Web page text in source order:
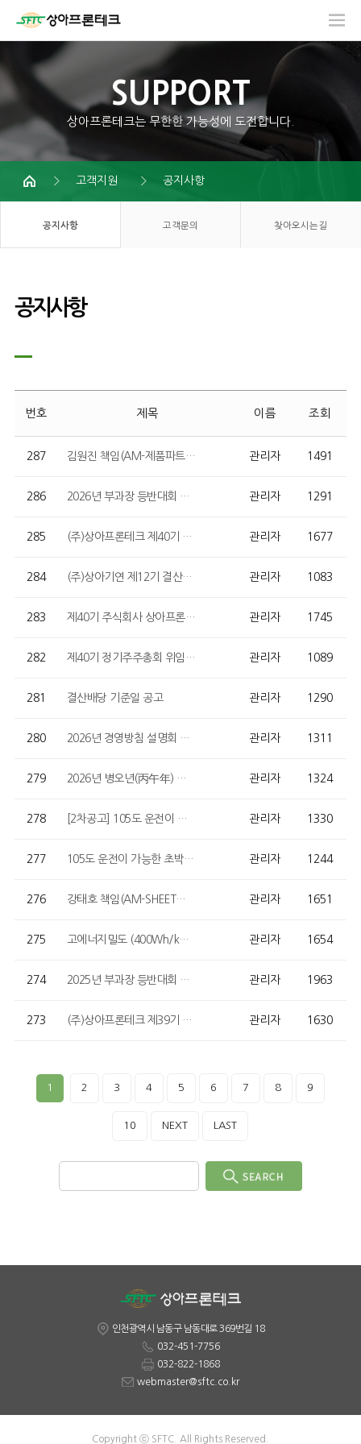
SUPPORT
상아프론테크는 무한한 가능성에 도전합니다.
고객지원 공지사항
공지사항 고객문의 찾아오시는길
공지사항
번호 제목 이름 조회
287 김원진 책임(AM-제품파트) “인천광역시의회 의장 표창” 수상 관리자 1491
286 2026년 부과장 등반대회 실시 (경기도 파주시 감악산) 관리자 1291
285 (주)상아프론테크 제40기 결산공고 관리자 1677
284 (주)상아기연 제12기 결산공고 관리자 1083
283 제40기 주식회사 상아프론테크 사업보고서 및 감사보고서 공고 관리자 1745
282 제40기 정기주주총회 위임장 (서면위임장, 전자위임장) 관리자 1089
281 결산배당 기준일 공고 관리자 1290
280 2026년 경영방침 설명회 개최 관리자 1311
279 2026년 병오년(丙午年) 시무식 개최 (계양산 등반) 관리자 1324
278 [2차공고] 105도 운전이 가능한 초박형 전해질 기반 MEA 개발 과제용 농축증발기 장비 입찰 공고 관리자 1330
277 105도 운전이 가능한 초박형 전해질 기반 MEA 개발 과제용 농축증발기 장비 입찰 공고 관리자 1244
276 강태호 책임(AM-SHEET파트) “인천광역시의회 의장 표창” 수상 관리자 1651
275 고에너지밀도 (400Wh/kg) 이차전지용 탄소저감형 건식 후막 전극 기술 개발 과제용 비표면적 분석기 장비… 관리자 1654
274 2025년 부과장 등반대회 실시 (경기도 남양주 운길산) 관리자 1963
273 (주)상아프론테크 제39기 결산공고 관리자 1630
1 2 3 4 5 6 7 8 9
10 NEXT LAST
인천광역시 남동구 남동대로 369번길 18
032-451-7756
032-822-1868
webmaster@sftc.co.kr
Copyright ⓒ SFTC. All Rights Reserved.